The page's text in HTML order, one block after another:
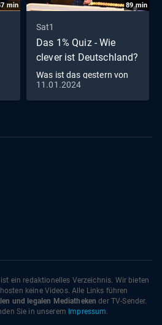
min 89min
Sat1
Das 1% Quiz - Wie
clever ist Deutschland?
Was ist das gestern von
morgen und das morgen
von gestern?
11.01.2024
ist ein redaktionelles Verzeichnis. Wir bieten
keine Videos. Alle Links führen
und legalen Mediatheken der TV-Sender.
Sie in unserem Impressum.